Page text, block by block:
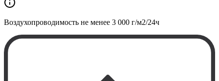
Воздухопроводимость не менее 3 000 г/м2/24ч